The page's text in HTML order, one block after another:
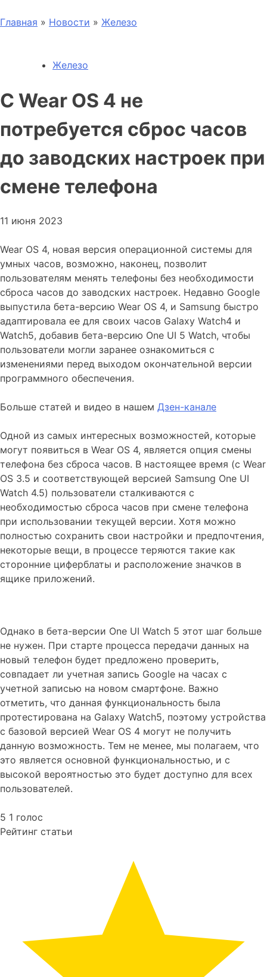
Главная » Новости » Железо
Железо
С Wear OS 4 не
потребуется сброс часов
до заводских настроек при
смене телефона
11 июня 2023
Wear OS 4, новая версия операционной системы для
умных часов, возможно, наконец, позволит
пользователям менять телефоны без необходимости
сброса часов до заводских настроек. Недавно Google
выпустила бета-версию Wear OS 4, и Samsung быстро
адаптировала ее для своих часов Galaxy Watch4 и
Watch5, добавив бета-версию One UI 5 Watch, чтобы
пользователи могли заранее ознакомиться с
изменениями перед выходом окончательной версии
программного обеспечения.
Больше статей и видео в нашем Дзен-канале
Одной из самых интересных возможностей, которые
могут появиться в Wear OS 4, является опция смены
телефона без сброса часов. В настоящее время (с Wear
OS 3.5 и соответствующей версией Samsung One UI
Watch 4.5) пользователи сталкиваются с
необходимостью сброса часов при смене телефона
при использовании текущей версии. Хотя можно
полностью сохранить свои настройки и предпочтения,
некоторые вещи, в процессе теряются такие как
сторонние циферблаты и расположение значков в
ящике приложений.
Однако в бета-версии One UI Watch 5 этот шаг больше
не нужен. При старте процесса передачи данных на
новый телефон будет предложено проверить,
совпадает ли учетная запись Google на часах с
учетной записью на новом смартфоне. Важно
отметить, что данная функциональность была
протестирована на Galaxy Watch5, поэтому устройства
с базовой версией Wear OS 4 могут не получить
данную возможность. Тем не менее, мы полагаем, что
это является основной функциональностью, и с
высокой вероятностью это будет доступно для всех
пользователей.
5 1 голос
Рейтинг статьи